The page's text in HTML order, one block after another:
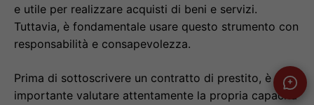
e utile per realizzare acquisti di beni e servizi.
Tuttavia, è fondamentale usare questo strumento con
responsabilità e consapevolezza.
Prima di sottoscrivere un contratto di prestito, è
importante valutare attentamente la propria capacità